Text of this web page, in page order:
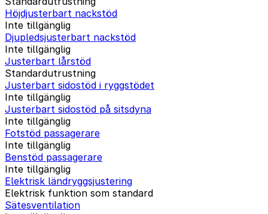
Höjdjusterbart nackstöd
Inte tillgänglig
Djupledsjusterbart nackstöd
Inte tillgänglig
Justerbart lårstöd
Standardutrustning
Justerbart sidostöd i ryggstödet
Inte tillgänglig
Justerbart sidostöd på sitsdyna
Inte tillgänglig
Fotstöd passagerare
Inte tillgänglig
Benstöd passagerare
Inte tillgänglig
Elektrisk ländryggsjustering
Elektrisk funktion som standard
Sätesventilation